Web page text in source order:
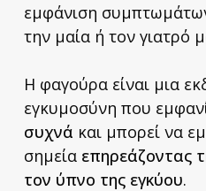
εμφάνιση
την μαία ή τον γιατρό
Η φαγούρα είναι μια
εγκυμοσύνη που
συχνά και μπορεί να
σημεία επηρεάζοντας
τον ύπνο της εγκύου.